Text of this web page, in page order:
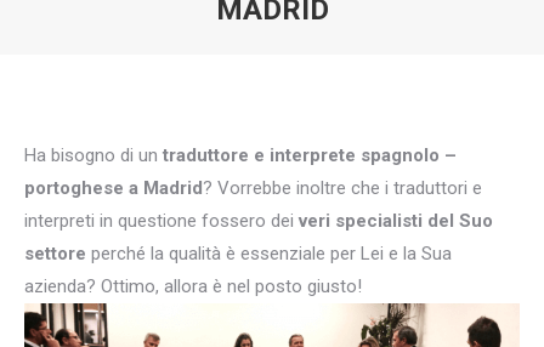
MADRID
Ha bisogno di un traduttore e interprete spagnolo –
portoghese a Madrid? Vorrebbe inoltre che i traduttori e
interpreti in questione fossero dei veri specialisti del Suo
settore perché la qualità è essenziale per Lei e la Sua
azienda? Ottimo, allora è nel posto giusto!